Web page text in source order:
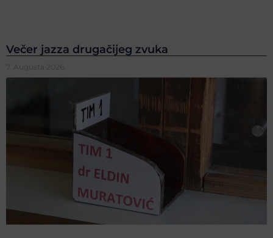
Večer jazza drugačijeg zvuka
7. Augusta 2026.